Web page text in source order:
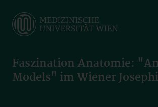
main
Faszination Anatomie:
Models" im Wiener